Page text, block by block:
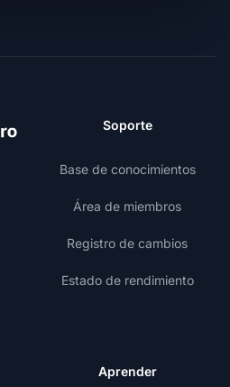
Soporte
Base de conocimientos
Área de miembros
Registro de cambios
Estado de rendimiento
Aprender